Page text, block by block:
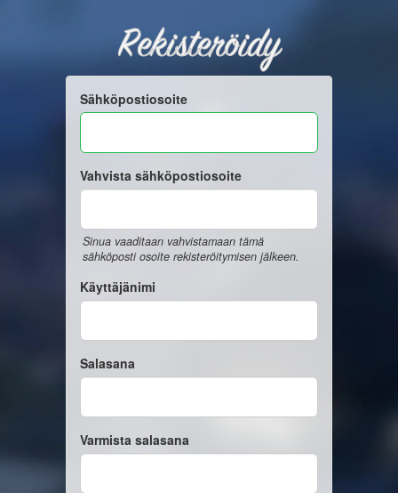
Rekisteröidy
Sähköpostiosoite
Vahvista sähköpostiosoite
Sinua vaaditaan vahvistamaan tämä
sähköposti osoite rekisteröitymisen jälkeen.
Käyttäjänimi
Salasana
Varmista salasana